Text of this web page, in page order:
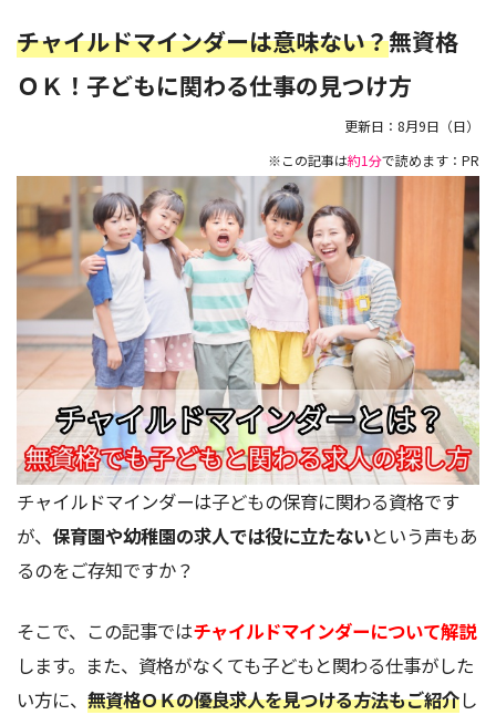
チャイルドマインダーは意味ない？無資格
ＯＫ！子どもに関わる仕事の見つけ方
更新日： 8月9日（日）
※この記事は約1分で読めます：PR
チャイルドマインダーは子どもの保育に関わる資格です
が、 保育園や幼稚園の求人では役に立たないという声もあ
るのをご存知ですか？
そこで、この記事ではチャイルドマインダーについて解説
します。また、資格がなくても子どもと関わる仕事がした
い方に、 無資格ＯＫの優良求人を見つける方法もご紹介し